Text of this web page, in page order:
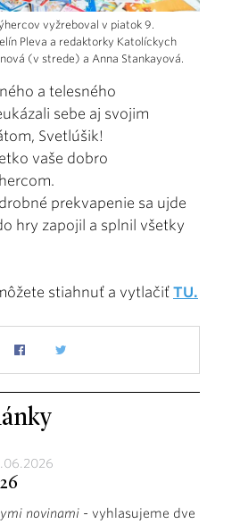
vyžreboval v piatok 9.
Pleva a redaktorky Katolíckych
(v strede) a Anna Stankayová.
a telesného
sebe aj svojim
Svetlúšik!
vaše dobro
prekvapenie sa ujde
hry zapojil a splnil všetky
stiahnuť a vytlačiť TU.
novinami - vyhlasujeme dve